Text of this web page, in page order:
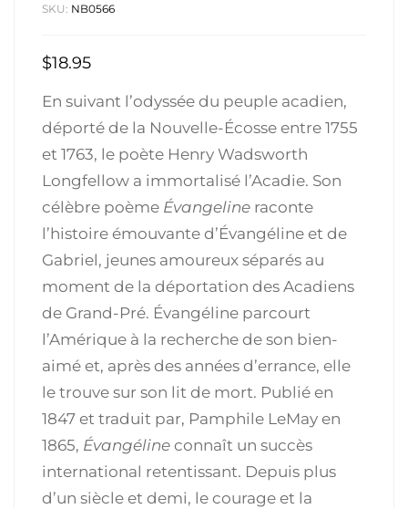
SKU: NB0566
$18.95
En suivant l’odyssée du peuple acadien,
déporté de la Nouvelle-Écosse entre 1755
et 1763, le poète Henry Wadsworth
Longfellow a immortalisé l’Acadie. Son
célèbre poème Évangeline raconte
l’histoire émouvante d’Évangéline et de
Gabriel, jeunes amoureux séparés au
moment de la déportation des Acadiens
de Grand-Pré. Évangéline parcourt
l’Amérique à la recherche de son bien-
aimé et, après des années d’errance, elle
le trouve sur son lit de mort. Publié en
1847 et traduit par, Pamphile LeMay en
1865, Évangéline connaît un succès
international retentissant. Depuis plus
d’un siècle et demi, le courage et la